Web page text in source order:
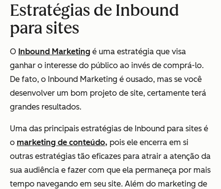
Estratégias de Inbound
para sites
O Inbound Marketing é uma estratégia que visa
ganhar o interesse do público ao invés de comprá-lo.
De fato, o Inbound Marketing é ousado, mas se você
desenvolver um bom projeto de site, certamente terá
grandes resultados.
Uma das principais estratégias de Inbound para sites é
o marketing de conteúdo, pois ele encerra em si
outras estratégias tão eficazes para atrair a atenção da
sua audiência e fazer com que ela permaneça por mais
tempo navegando em seu site. Além do marketing de